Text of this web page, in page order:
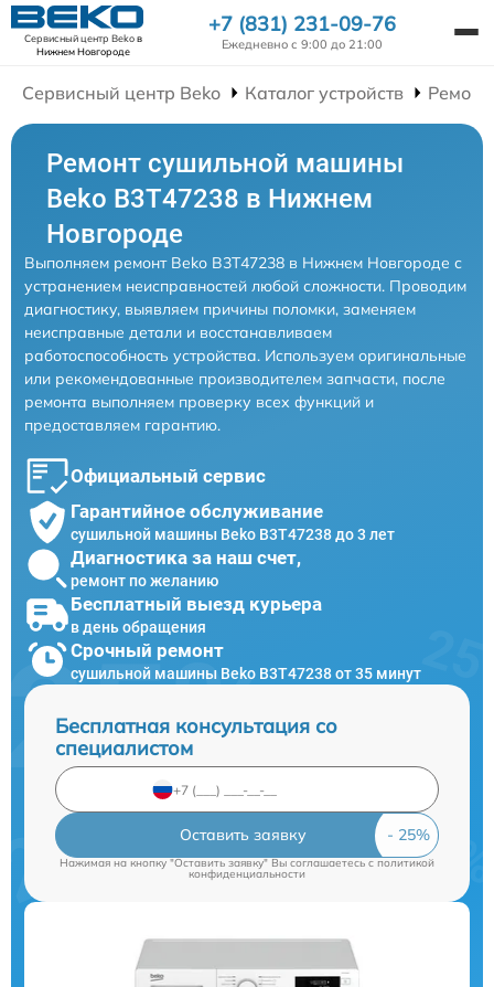
Сервисный центр Bekoв
Нижнем Новгороде
+7 (831) 231-09-76
Ежедневно с 9:00 до 21:00
Сервисный центр Beko Каталог устройств
Ремонт сушильной машины
Beko B3T47238 в Нижнем
Новгороде
Выполняем ремонт Beko B3T47238 в Нижнем Новгороде с
устранением неисправностей любой сложности. Проводим
диагностику, выявляем причины поломки, заменяем
неисправные детали и восстанавливаем
работоспособность устройства. Используем оригинальные
или рекомендованные производителем запчасти, после
ремонта выполняем проверку всех функций и
предоставляем гарантию.
Официальный сервис
Гарантийное обслуживание
сушильной машины Beko B3T47238 до 3 лет
Диагностика за наш счет,
ремонт по желанию
Бесплатный выезд курьера
в день обращения
Срочный ремонт
сушильной машины Beko B3T47238 от 35 минут
Бесплатная консультация со
специалистом
Оставить заявку
Нажимая на кнопку "Оставить заявку" Вы соглашаетесь c политикой
конфиденциальности